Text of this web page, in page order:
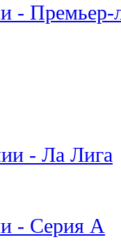
- Премьер-
- Ла Лига
- Серия А